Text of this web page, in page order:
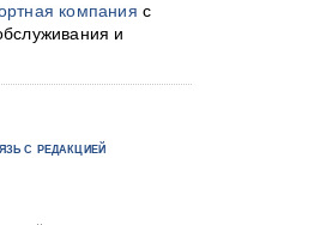
компания с
и
С РЕДАКЦИЕЙ